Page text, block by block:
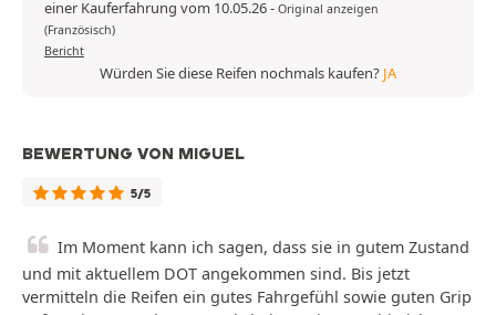
einer Kauferfahrung vom 10.05.26- Original anzeigen
(Französisch)
Bericht
Würden Sie diese Reifen nochmals kaufen? JA
BEWERTUNG VON MIGUEL
5/5
Im Moment kann ich sagen, dass sie in gutem Zustand
und mit aktuellem DOT angekommen sind. Bis jetzt
vermitteln die Reifen ein gutes Fahrgefühl sowie guten Grip